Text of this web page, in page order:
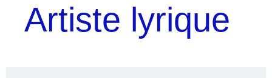
Artiste lyrique